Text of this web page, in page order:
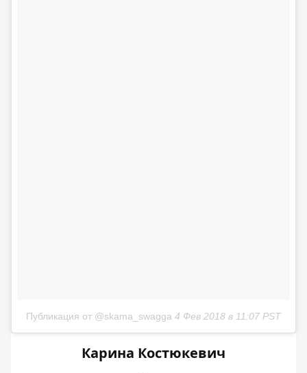
Публикация от @skama_swagga 4 Фев 2018 в 11:07 PST
Карина Костюкевич